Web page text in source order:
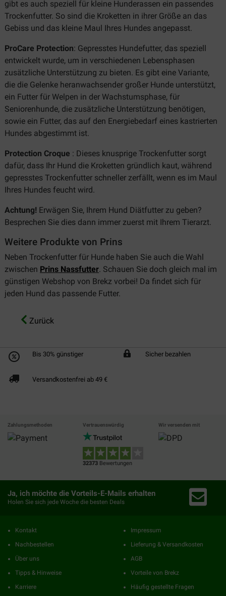
gibt es auch speziell für kleine Hunderassen ein passendes
Trockenfutter. So sind die Kroketten in ihrer Größe an das
Gebiss und das kleine Maul Ihres Hundes angepasst.
ProCare Protection: Gepresstes Hundefutter, das speziell
entwickelt wurde, um in verschiedenen Lebensphasen
zusätzliche Unterstützung zu bieten. Es gibt eine Variante,
die die Gelenke heranwachsender großer Hunde unterstützt,
ein Futter für Welpen in der Wachstumsphase, für
Seniorenhunde, die zusätzliche Unterstützung benötigen,
sowie ein Futter, das auf den Energiebedarf eines kastrierten
Hundes abgestimmt ist.
Protection Croque : Dieses knusprige Trockenfutter sorgt
dafür, dass Ihr Hund die Kroketten gründlich kaut, während
gepresstes Trockenfutter schneller zerfällt, wenn es im Maul
Ihres Hundes feucht wird.
Achtung! Erwägen Sie, Ihrem Hund Diätfutter zu geben?
Besprechen Sie dies dann immer zuerst mit Ihrem Tierarzt.
Weitere Produkte von Prins
Neben Trockenfutter für Hunde haben Sie auch die Wahl
zwischen Prins Nassfutter. Schauen Sie doch gleich mal im
günstigen Webshop von Brekz vorbei! Da findet sich für
jeden Hund das passende Futter.
Zurück
Bis 30% günstiger Sicher bezahlen
Versandkostenfrei ab 49 €
Zahlungsmethoden Vertrauenswürdig
32373 Bewertungen
Wir versenden mit
Ja, ich möchte die Vorteils-E-Mails erhalten
Holen Sie sich jede Woche die besten Deals
Kontakt
Nachbestellen
Über uns
Tipps & Hinweise
Karriere
Impressum
Lieferung & Versandkosten
AGB
Vorteile von Brekz
Häufig gestellte Fragen